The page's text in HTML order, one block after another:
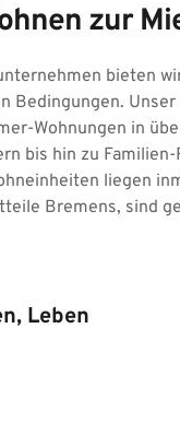
zur
bieten
Bedingungen.
Wohnungen in
bis hin zu
liegen
Bremens, sind
Leben